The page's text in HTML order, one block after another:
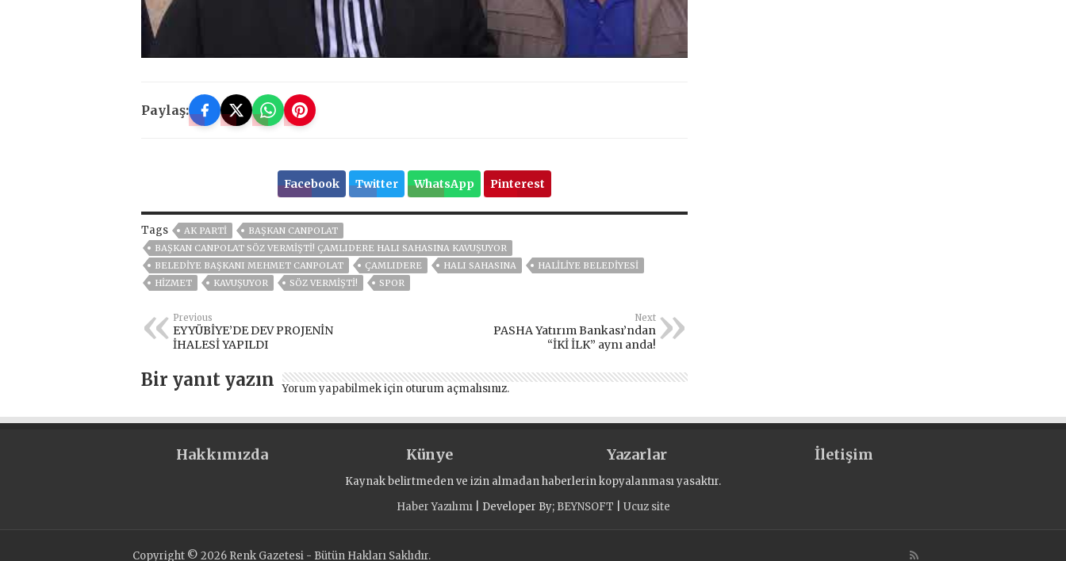
Paylaş:
Facebook Twitter WhatsApp Pinterest
Tags AK PARTİ
BAŞKAN CANPOLAT
BAŞKAN CANPOLAT SÖZ VERMİŞTİ! ÇAMLIDERE HALI SAHASINA KAVUŞUYOR
BELEDIYE BAŞKANI MEHMET CANPOLAT
ÇAMLIDERE HALI SAHASINA
HALİLİYE BELEDİYESİ
HİZMET
KAVUŞUYOR SÖZ VERMİŞTİ! SPOR
Previous
EYYÜBİYE’DE DEV PROJENİN
İHALESİ YAPILDI
Next
PASHA Yatırım Bankası’ndan
“İKİ İLK” aynı anda!
Bir yanıt yazın Yorum yapabilmek için oturum açmalısınız.
Hakkımızda Künye Yazarlar İletişim
Kaynak belirtmeden ve izin almadan haberlerin kopyalanması yasaktır.
Haber Yazılımı| Developer By; BEYNSOFT Ucuz site
Copyright © 2026 Renk Gazetesi - Bütün Hakları Saklıdır.